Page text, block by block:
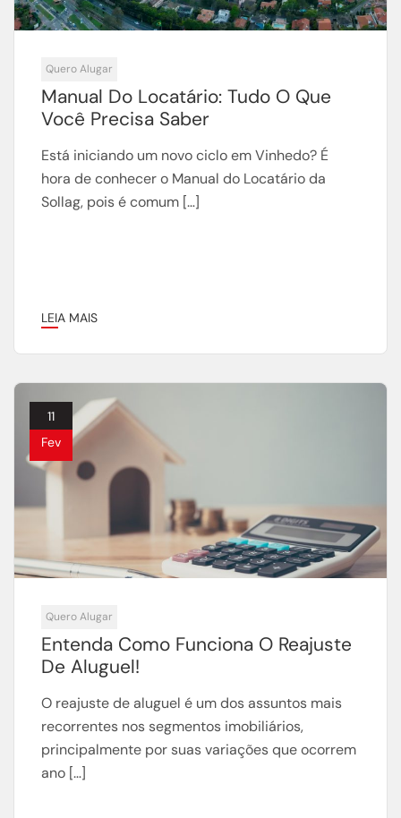
Quero Alugar
Manual Do Locatário: Tudo O Que
Você Precisa Saber
Está iniciando um novo ciclo em Vinhedo? É
hora de conhecer o Manual do Locatário da
Sollag, pois é comum […]
LEIA MAIS
11
Fev
Quero Alugar
Entenda Como Funciona O Reajuste
De Aluguel!
O reajuste de aluguel é um dos assuntos mais
recorrentes nos segmentos imobiliários,
principalmente por suas variações que ocorrem
ano […]